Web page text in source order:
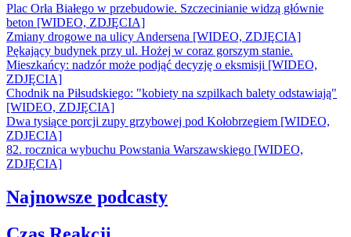
Plac Orła Białego w przebudowie. Szczecinianie widzą głównie
beton [WIDEO, ZDJĘCIA]
Zmiany drogowe na ulicy Andersena [WIDEO, ZDJĘCIA]
Pękający budynek przy ul. Hożej w coraz gorszym stanie.
Mieszkańcy: nadzór może podjąć decyzję o eksmisji [WIDEO,
ZDJĘCIA]
Chodnik na Piłsudskiego: "kobiety na szpilkach balety odstawiają"
[WIDEO, ZDJĘCIA]
Dwa tysiące porcji zupy grzybowej pod Kołobrzegiem [WIDEO,
ZDJECIA]
82. rocznica wybuchu Powstania Warszawskiego [WIDEO,
ZDJĘCIA]
Najnowsze podcasty